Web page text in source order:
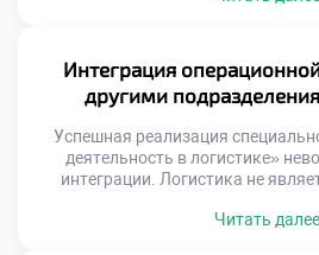
новым условиям требует
гибкости. Трансформация
уникальный спрос на
Работодатели ищут
Интеграция
другими
Успешная реализация
деятельность в логистике»
интеграции. Логистика не
Эффективность операцийЧитать далее